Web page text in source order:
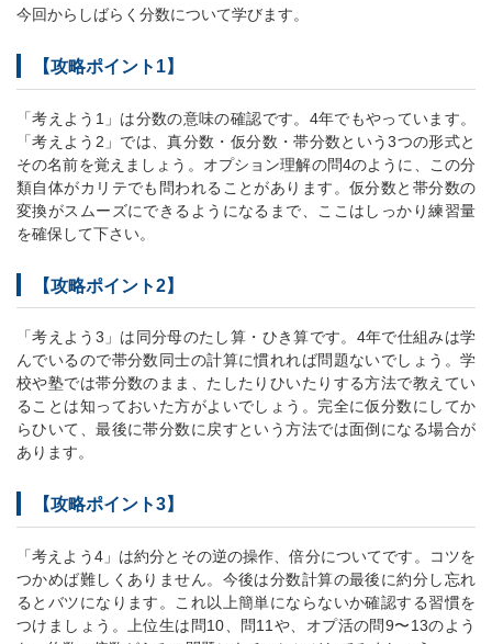
今回からしばらく分数について学びます。
【攻略ポイント1】
「考えよう1」は分数の意味の確認です。4年でもやっています。
「考えよう2」では、真分数・仮分数・帯分数という3つの形式と
その名前を覚えましょう。オプション理解の問4のように、この分
類自体がカリテでも問われることがあります。仮分数と帯分数の
変換がスムーズにできるようになるまで、ここはしっかり練習量
を確保して下さい。
【攻略ポイント2】
「考えよう3」は同分母のたし算・ひき算です。4年で仕組みは学
んでいるので帯分数同士の計算に慣れれば問題ないでしょう。学
校や塾では帯分数のまま、たしたりひいたりする方法で教えてい
ることは知っておいた方がよいでしょう。完全に仮分数にしてか
らひいて、最後に帯分数に戻すという方法では面倒になる場合が
あります。
【攻略ポイント3】
「考えよう4」は約分とその逆の操作、倍分についてです。コツを
つかめば難しくありません。今後は分数計算の最後に約分し忘れ
るとバツになります。これ以上簡単にならないか確認する習慣を
つけましょう。上位生は問10、問11や、オプ活の問9〜13のよう